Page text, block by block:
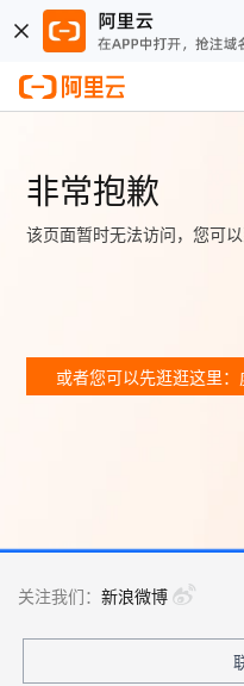
非常抱歉
该页面暂时无法访问，您可
或者您可以先逛逛这里